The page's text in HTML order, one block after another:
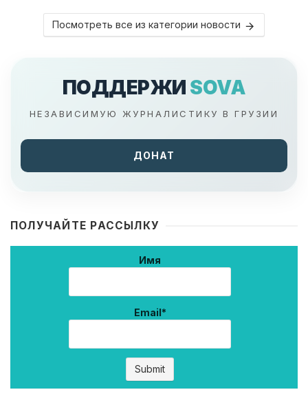
Посмотреть все из категории новости
ПОДДЕРЖИ SOVA
НЕЗАВИСИМУЮ ЖУРНАЛИСТИКУ В ГРУЗИИ
ДОНАТ
ПОЛУЧАЙТЕ РАССЫЛКУ
Имя
Email*